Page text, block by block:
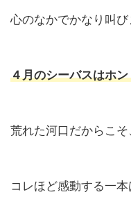
心のなかでかなり叫び
４月のシーバスはホ
荒れた河口だからこ
コレほど感動する一